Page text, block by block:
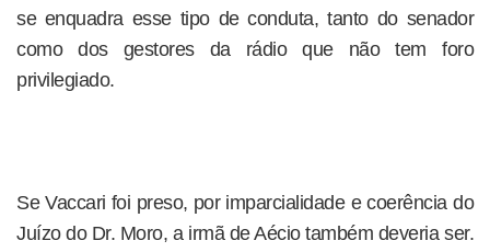
se enquadra esse tipo de conduta, tanto do senador
como dos gestores da rádio que não tem foro
privilegiado.
Se Vaccari foi preso, por imparcialidade e coerência do
Juízo do Dr. Moro, a irmã de Aécio também deveria ser.